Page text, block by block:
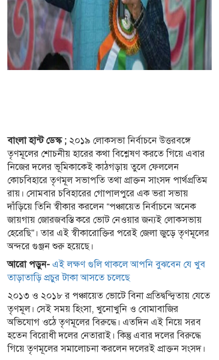
বাংলা হান্ট ডেস্ক ; ২০১৯ লোকসভা নির্বাচনে উত্তরবঙ্গে
তৃণমূলের শোচনীয় হারের কথা বিশ্লেষণ করতে গিয়ে এবার
নিজের দলের ভূমিকাকেই কাঠগড়ায় তুলে ফেললেন
কোচবিহারে তৃণমূল সভাপতি তথা প্রাক্তন সাংসদ পার্থপ্রতিম
রায়। সোমবার চবিহারের গোপালপুরে এক ভরা সভায়
দাঁড়িয়ে তিনি স্বীকার করলেন “পঞ্চায়েত নির্বাচনে অনেক
জায়গায় জোরজবস্তি করে ভোট নেওয়ার জন্যই লোকসভায়
হেরেছি”। তার এই স্বীকারোক্তির পরেই জেলা জুড়ে তৃণমূলের
অন্দরে গুঞ্জন শুরু হয়েছে।
আরো পড়ুন- এই লক্ষণ গুলি থাকলে আপনি বুঝবেন যে খুব
তাড়াতাড়ি প্রচুর টাকা আসতে চলেছে
২০১৩ ও ২০১৮ র পঞ্চায়েত ভোটে বিনা প্রতিদ্বন্দ্বিতায় যেতে
তৃণমূল। সেই সময় হিংসা, খুনোখুনি ও বোমাবাজির
অভিযোগ ওঠে তৃণমূলের বিরুদ্ধে। এতদিন এই নিয়ে সরব
হতেন বিরোধী দলের নেতারাই। কিন্তু এবার দলের বিরুদ্ধে
গিয়ে তৃণমূলের সমালোচনা করলেন দলেরই প্রাক্তন সংসদ।